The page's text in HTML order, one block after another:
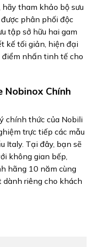
hãy tham khảo bộ sưu
phân phối độc
tập sở hữu hai gam
kế tối giản, hiện đại
nhấn tinh tế cho
Nobinox Chính
chính thức của Nobili
trực tiếp các mẫu
Italy. Tại đây, bạn sẽ
không gian bếp,
hãng 10 năm cùng
dành riêng cho khách